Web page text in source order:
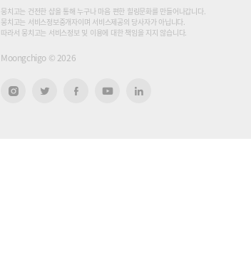
고
뭉치고는 건전한 샵을 통해 누구나 마음 편한 힐링문화를 만들어나갑니다.
뭉치고는 서비스정보중개자이며 서비스제공의 당사자가 아닙니다.
따라서 뭉치고는 서비스정보 및 이용에 대한 책임을 지지 않습니다.
Moongchigo © 2026